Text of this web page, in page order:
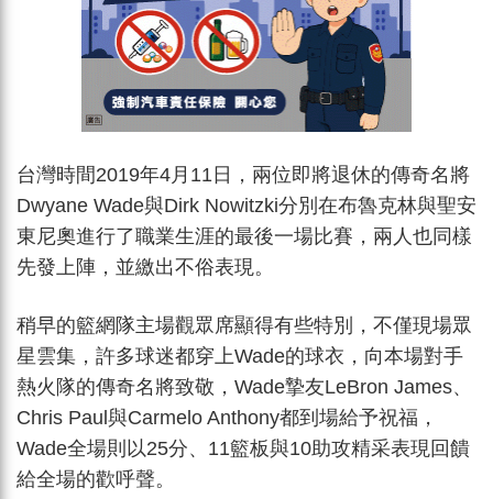
台灣時間2019年4月11日，兩位即將退休的傳奇名將
Dwyane Wade與Dirk Nowitzki分別在布魯克林與聖安
東尼奧進行了職業生涯的最後一場比賽，兩人也同樣
先發上陣，並繳出不俗表現。
稍早的籃網隊主場觀眾席顯得有些特別，不僅現場眾
星雲集，許多球迷都穿上Wade的球衣，向本場對手
熱火隊的傳奇名將致敬，Wade摯友LeBron James、
Chris Paul與Carmelo Anthony都到場給予祝福，
Wade全場則以25分、11籃板與10助攻精采表現回饋
給全場的歡呼聲。